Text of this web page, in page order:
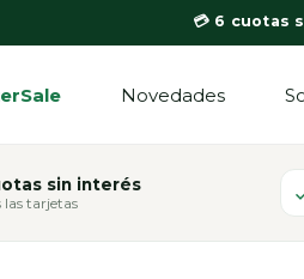
💳 6 cuotas
Novedades
que
sin interés
las tarjetas